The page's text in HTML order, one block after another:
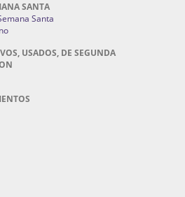
SANTA
Santa
USADOS, DE SEGUNDA